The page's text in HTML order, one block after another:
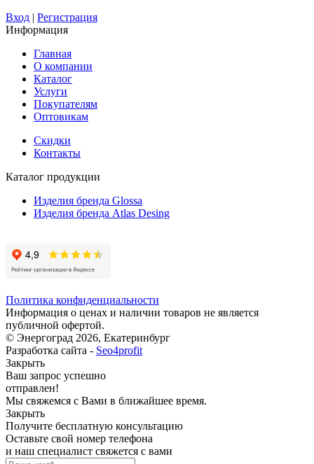
Вход | Регистрация
Информация
Главная
О компании
Каталог
Услуги
Покупателям
Оптовикам
Скидки
Контакты
Каталог продукции
Изделия бренда Glossa
Изделия бренда Atlas Desing
Политика конфиденциальности
Информация о ценах и наличии товаров не является
публичной офертой.
© Энергоград 2026, Екатеринбург
Разработка сайта - Seo4profit
Закрыть
Ваш запрос успешно
отправлен!
Мы свяжемся с Вами в ближайшее время.
Закрыть
Получите бесплатную консультацию
Оставьте свой номер телефона
и наш специалист свяжется с вами